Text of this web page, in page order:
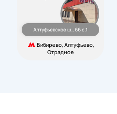
Алтуфьевское ш., 66 с.1
Бибирево, Алтуфьево,
Отрадное